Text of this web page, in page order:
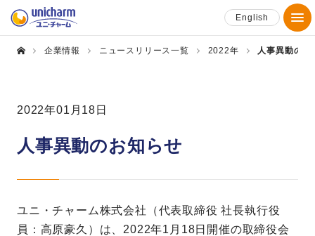
English
企業情報 ニュースリリース一覧 2022年 人事異動のお
2022年01月18日
人事異動のお知らせ
ユニ・チャーム株式会社（代表取締役 社長執行役
員：高原豪久）は、2022年1月18日開催の取締役会